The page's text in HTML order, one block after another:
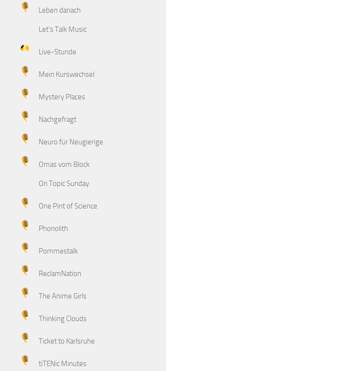
Leben danach
Let's Talk Music
Live-Stunde
Mein Kurswechsel
Mystery Places
Nachgefragt
Neuro für Neugierige
Omas vom Block
On Topic Sunday
One Pint of Science
Phonolith
Pommestalk
ReclamNation
The Anime Girls
Thinking Clouds
Ticket to Karlsruhe
tiTENic Minutes